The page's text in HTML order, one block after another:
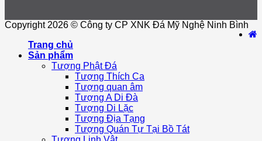
Copyright 2026 © Công ty CP XNK Đá Mỹ Nghệ Ninh Bình
Trang chủ
Sản phẩm
Tượng Phật Đá
Tượng Thích Ca
Tượng quan âm
Tượng A Di Đà
Tượng Di Lặc
Tượng Địa Tạng
Tượng Quán Tự Tại Bồ Tát